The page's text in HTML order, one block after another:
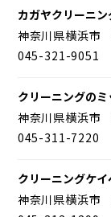
カガヤクリーニ
神奈川県横浜市
045-321-9051
クリーニングのミ
神奈川県横浜市
045-311-7220
クリーニングケ
神奈川県横浜市